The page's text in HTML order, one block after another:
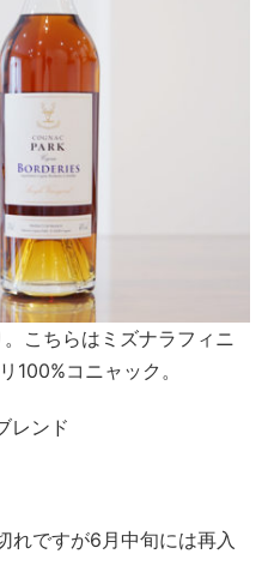
こちらはミズナラフィニ
100%コニャック。
レンド
れですが6月中旬には再入